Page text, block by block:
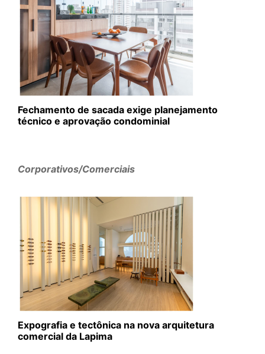
Fechamento de sacada exige planejamento
técnico e aprovação condominial
Corporativos/Comerciais
Expografia e tectônica na nova arquitetura
comercial da Lapima